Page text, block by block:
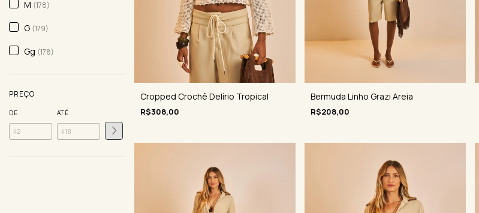
M (178)
G (179)
Gg (178)
PREÇO
DE ATÉ
Cropped Crochê Delírio Tropical
R$308,00
Bermuda Linho Grazi Areia
R$208,00